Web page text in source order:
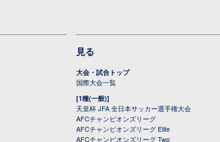
見る
大会・試合トップ
国際大会一覧
[1種(一般)]
天皇杯 JFA 全日本サッカー選手権大会
AFCチャンピオンズリーグ
AFCチャンピオンズリーグ Elite
AFCチャンピオンズリーグ Two